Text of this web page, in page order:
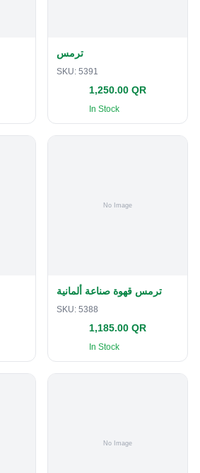
ترمس
SKU: 5391
1,250.00 QR
In Stock
ترمس قهوة صناعة ألمانية
SKU: 5388
1,185.00 QR
In Stock